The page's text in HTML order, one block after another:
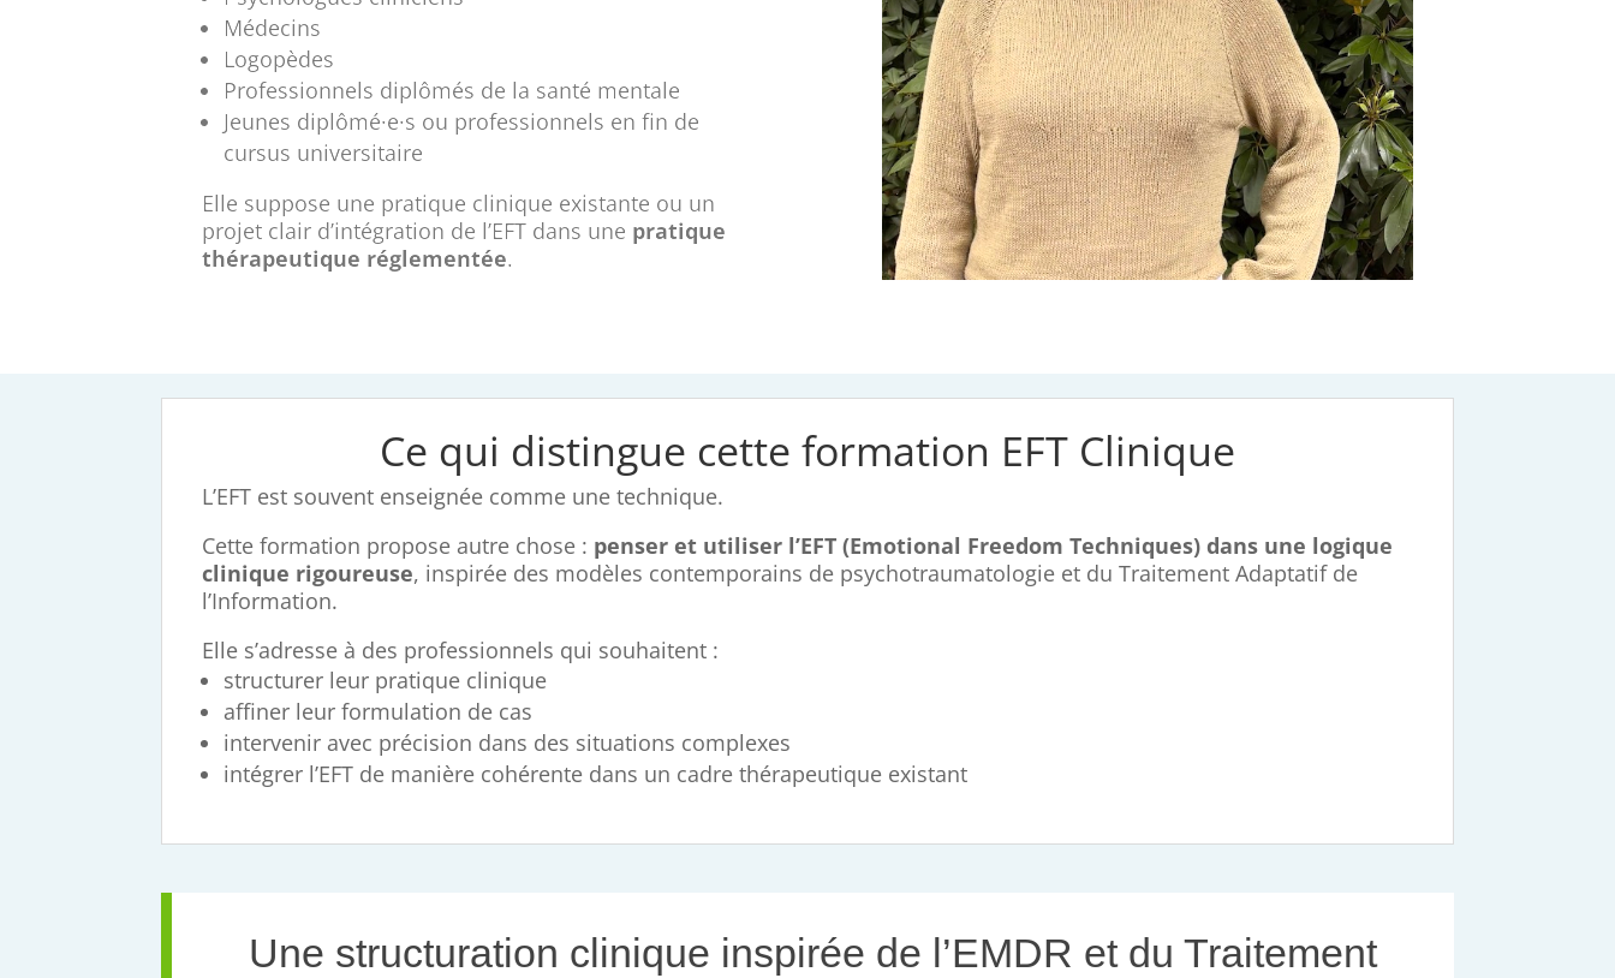
Médecins
Logopèdes
Professionnels diplômés de la santé mentale
Jeunes diplômé·e·s ou professionnels en fin de
cursus universitaire
Elle suppose une pratique clinique existante ou un
projet clair d’intégration de l’EFT dans une pratique
thérapeutique réglementée.
Ce qui distingue cette formation EFT Clinique
L’EFT est souvent enseignée comme une technique.
Cette formation propose autre chose : penser et utiliser l’EFT (Emotional Freedom Techniques) dans une logique
clinique rigoureuse, inspirée des modèles contemporains de psychotraumatologie et du Traitement Adaptatif de
l’Information.
Elle s’adresse à des professionnels qui souhaitent :
structurer leur pratique clinique
affiner leur formulation de cas
intervenir avec précision dans des situations complexes
intégrer l’EFT de manière cohérente dans un cadre thérapeutique existant
Une structuration clinique inspirée de l’EMDR et du Traitement